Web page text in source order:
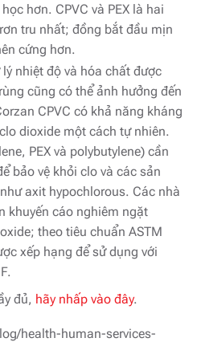
hơn. CPVC và PEX là hai
tru nhất; đồng bắt đầu mịn
cứng hơn.
nhiệt độ và hóa chất được
cũng có thể ảnh hưởng đến
CPVC có khả năng kháng
dioxide một cách tự nhiên.
PEX và polybutylene) cần
bảo vệ khỏi clo và các sản
axit hypochlorous. Các nhà
khuyến cáo nghiêm ngặt
theo tiêu chuẩn ASTM
xếp hạng để sử dụng với
đủ, hãy nhấp vào đây.
health-human-services-